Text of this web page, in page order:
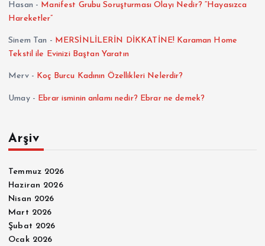
Hasan - Manifest Grubu Soruşturması Olayı Nedir? “Hayasızca
Hareketler”
Sinem Tan - MERSİNLİLERİN DİKKATİNE! Karaman Home
Tekstil ile Evinizi Baştan Yaratın
Merv- Koç Burcu Kadının Özellikleri Nelerdir?
Umay- Ebrar isminin anlamı nedir? Ebrar ne demek?
Arşiv
Temmuz 2026
Haziran 2026
Nisan 2026
Mart 2026
Şubat 2026
Ocak 2026